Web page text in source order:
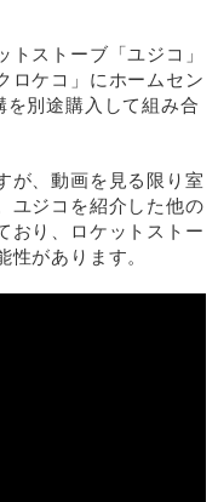
トストーブ「ユジコ」
ロケコ」にホームセン
別途購入して組み合
が、動画を見る限り室
ユジコを紹介した他の
おり、ロケットストー
があります。